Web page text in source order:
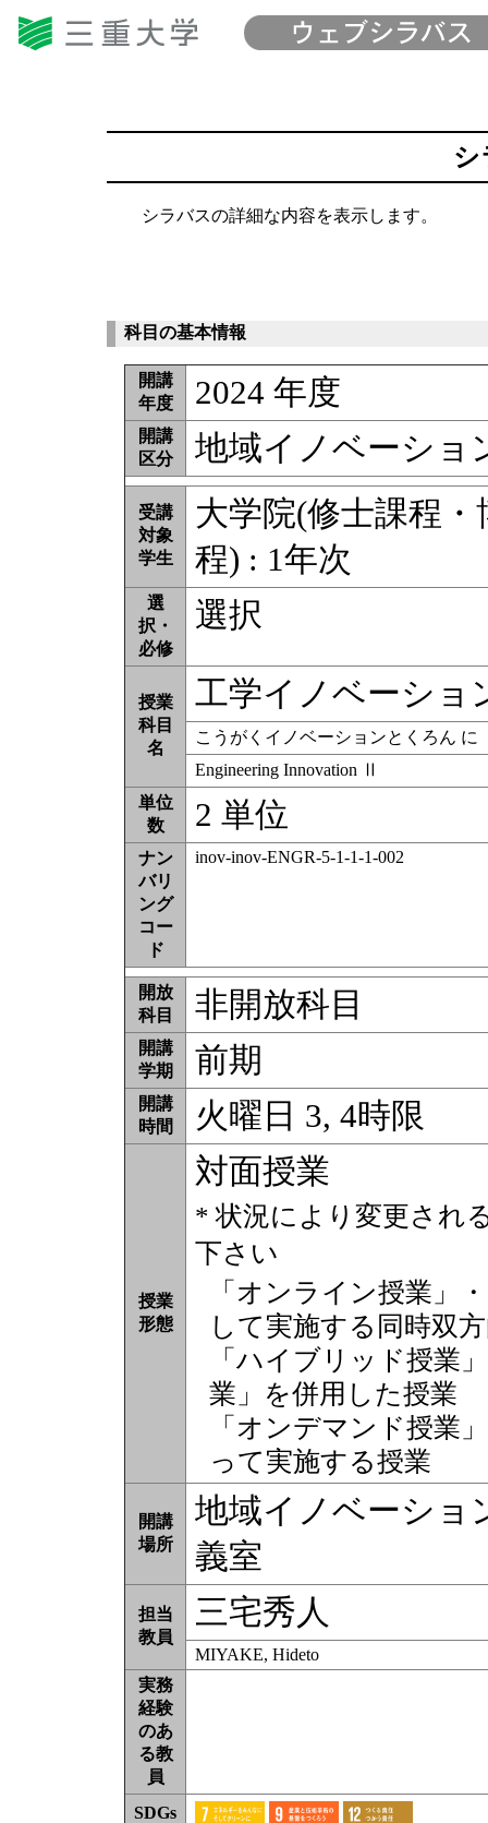
シ
シラバスの詳細な内容を表示します。
科目の基本情報
開講
年度
2024 年度
開講
区分
地域イノベーショ
受講
対象
学生
大学院(修士課程
程) : 1年次
選
択・
必修
選択
授業
科目
名
工学イノベーシ
こうがくイノベーションとくろん に
Engineering Innovation Ⅱ
単位
数
2 単位
ナン
バリ
ング
コー
ド
inov-inov-ENGR-5-1-1-1-002
開放
科目
非開放科目
開講
学期
前期
開講
時間
火曜日 3, 4時限
授業
形態
対面授業
* 状況により変更され
下さい
「オンライン授業」
して実施する同時双
「ハイブリッド授業
業」を併用した授業
「オンデマンド授業
って実施する授業
開講
場所
地域イノベーシ
義室
担当
教員
三宅秀人
MIYAKE, Hideto
実務
経験
のあ
る教
員
SDGs